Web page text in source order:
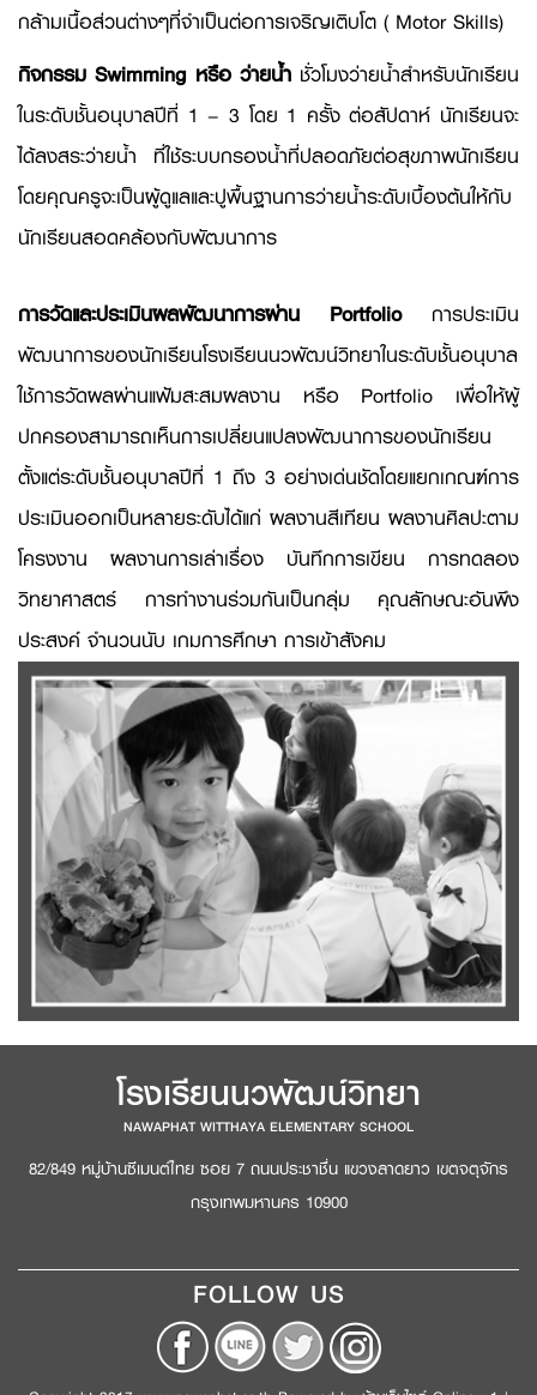
กล้ามเนื้อส่วนต่างๆที่จำเป็นต่อการเจริญเติบโต ( Motor Skills)
กิจกรรม Swimming หรือ ว่ายน้ำชั่วโมงว่ายน้ำสำหรับนักเรียน
ในระดับชั้นอนุบาลปีที่ 1 – 3 โดย 1 ครั้ง ต่อสัปดาห์ นักเรียนจะ
ได้ลงสระว่ายน้ำ ที่ใช้ระบบกรองน้ำที่ปลอดภัยต่อสุขภาพนักเรียน
โดยคุณครูจะเป็นผู้ดูแลและปูพื้นฐานการว่ายน้ำระดับเบื้องต้นให้กับ
นักเรียนสอดคล้องกับพัฒนาการ
การวัดและประเมินผลพัฒนาการผ่าน Portfolioการประเมิน
พัฒนาการของนักเรียนโรงเรียนนวพัฒน์วิทยาในระดับชั้นอนุบาล
ใช้การวัดผลผ่านแฟ้มสะสมผลงาน หรือ Portfolio เพื่อให้ผู้
ปกครองสามารถเห็นการเปลี่ยนแปลงพัฒนาการของนักเรียน
ตั้งแต่ระดับชั้นอนุบาลปีที่ 1 ถึง 3 อย่างเด่นชัดโดยแยกเกณฑ์การ
ประเมินออกเป็นหลายระดับได้แก่ ผลงานสีเทียน ผลงานศิลปะตาม
โครงงาน ผลงานการเล่าเรื่อง บันทึกการเขียน การทดลอง
วิทยาศาสตร์ การทำงานร่วมกันเป็นกลุ่ม คุณลักษณะอันพึง
ประสงค์ จำนวนนับ เกมการศึกษา การเข้าสังคม
โรงเรียนนวพัฒน์วิทยา
NAWAPHAT WITTHAYA ELEMENTARY SCHOOL
82/849 หมู่บ้านซีเมนต์ไทย ซอย 7 ถนนประชาชื่น แขวงลาดยาว เขตจตุจักร
กรุงเทพมหานคร 10900
FOLLOW US